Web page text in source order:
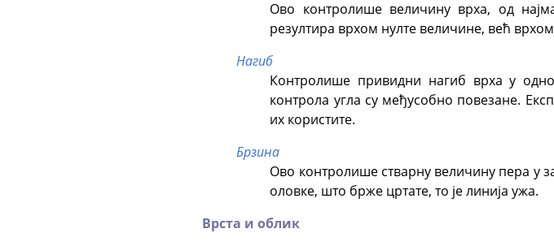
Ово контролише величину врха, од
резултира врхом нулте величине, већ
Нагиб
Контролише привидни нагиб врха у
контрола угла су међусобно повезане.
их користите.
Брзина
Ово контролише стварну величину пера у
оловке, што брже цртате, то је линија ужа.
Врста и облик